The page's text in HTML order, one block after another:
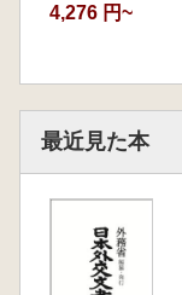
4,276 円~
最近見た本